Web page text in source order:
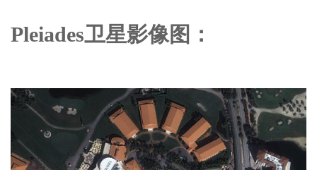
Pleiades卫星影像图：